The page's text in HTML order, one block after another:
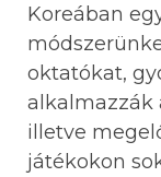
Koreában
oktatókat,
alkalmazzák
illetve
játékokon